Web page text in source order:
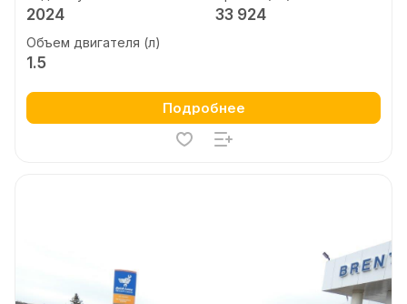
2024 33 924
Объем двигателя (л)
1.5
Подробнее